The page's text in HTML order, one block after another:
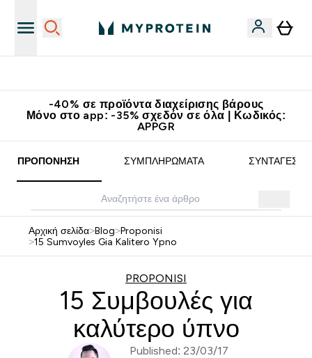
-40% σε προϊόντα διαχείρισης βάρους
Μόνο στο app: -35% σχεδόν σε όλα | Κωδικός:
APPGR
ΠΡΟΠΌΝΗΣΗ ΣΥΜΠΛΗΡΏΜΑΤΑ ΣΥΝΤΑΓΈΣ
Αρχική σελίδα>Blog>Proponisi
>15 Sumvoyles Gia Kalitero Ypno
PROPONISI
15 Συμβουλές για
καλύτερο ύπνο
Published: 23/03/17